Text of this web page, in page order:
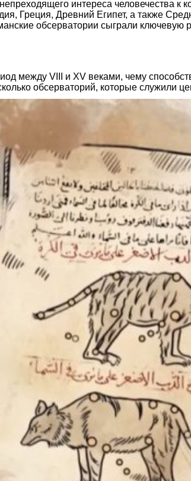
интереса человечества к
Греция, Древний Египет, а также
обсерватории сыграли
между VIII и XV веками, чему
обсерваторий, которые служили